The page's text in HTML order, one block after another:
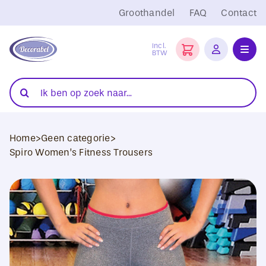
naar
inhoud
Groothandel FAQ Contact
Incl.
BTW
Folies
Transferpersen
Blanco Textiel
Hobby Artikelen
DTF Transfers
Zoeken
naar:
Home>Geen categorie>
Spiro Women’s Fitness Trousers